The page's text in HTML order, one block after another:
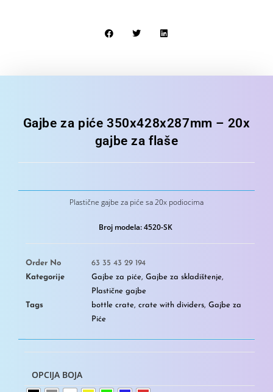
Gajbe za piće 350x428x287mm – 20x
gajbe za flaše
Plastične gajbe za piće sa 20x podiocima
Broj modela: 4520-SK
Order No
63 35 43 29 194
Kategorije
Gajbe za piće, Gajbe za skladištenje,
Plastične gajbe
Tags
bottle crate, crate with dividers, Gajbe za
Piće
OPCIJA BOJA